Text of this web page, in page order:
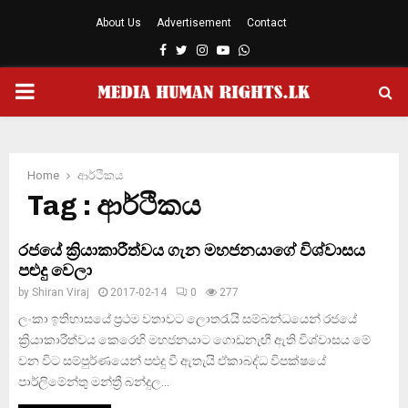
About Us Advertisement Contact
Facebook
TwitterInstagram
YoutubeWhatsapp
PRIMARY
Home ආර්ථිකය
Tag : ආර්ථිකය
රජයේ ක්‍රියාකාරීත්වය ගැන මහජනයාගේ විශ්වාසය
පළුදු වෙලා
by Shiran Viraj 2017-02-14 0 277
ලංකා ඉතිහාසයේ ප්‍රථම වතාවට ලොතරැයි සම්බන්ධයෙන් රජයේ
ක්‍රියාකාරීත්වය කෙරෙහි මහජනයාට ගොඩනැඟී ඇති විශ්වාසය මේ
වන විට සම්පුර්ණයෙන් පළුදු වී ඇතැයි ඒකාබද්ධ විපක්ෂයේ
පාර්ලිමේන්තු මන්ත්‍රී බන්දුල...